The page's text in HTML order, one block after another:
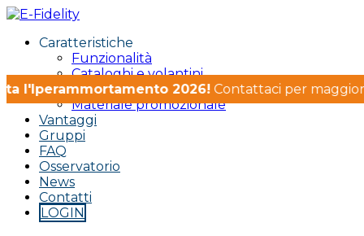
l'Iperammortamento 2026!Contattaci per
Caratteristiche
Funzionalità
Cataloghi e volantini
Card
Materiale promozionale
Vantaggi
Gruppi
FAQ
Osservatorio
News
Contatti
LOGIN